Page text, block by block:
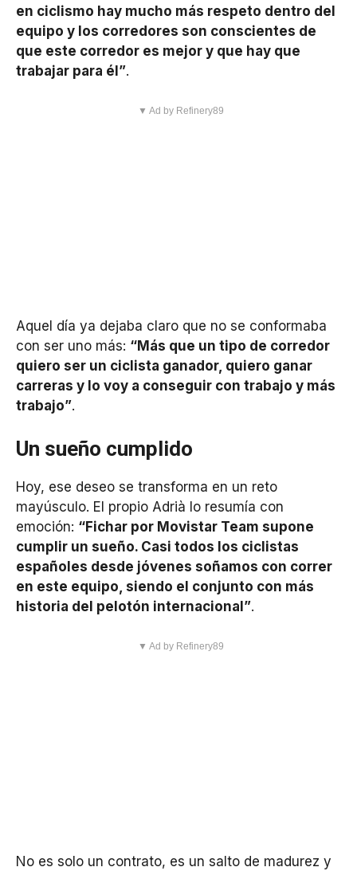
en ciclismo hay mucho más respeto dentro del
equipo y los corredores son conscientes de
que este corredor es mejor y que hay que
trabajar para él”.
▼ Ad by Refinery89
Aquel día ya dejaba claro que no se conformaba
con ser uno más: “Más que un tipo de corredor
quiero ser un ciclista ganador, quiero ganar
carreras y lo voy a conseguir con trabajo y más
trabajo”.
Un sueño cumplido
Hoy, ese deseo se transforma en un reto
mayúsculo. El propio Adrià lo resumía con
emoción: “Fichar por Movistar Team supone
cumplir un sueño. Casi todos los ciclistas
españoles desde jóvenes soñamos con correr
en este equipo, siendo el conjunto con más
historia del pelotón internacional”.
▼ Ad by Refinery89
No es solo un contrato, es un salto de madurez y